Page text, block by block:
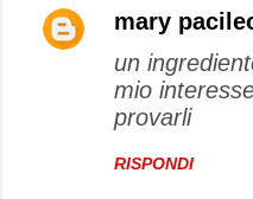
C
mary
un
mio
provarli
RISPONDI